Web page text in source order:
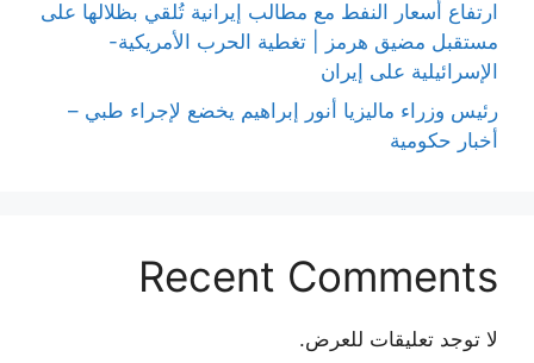
ارتفاع أسعار النفط مع مطالب إيرانية تُلقي بظلالها على
مستقبل مضيق هرمز | تغطية الحرب الأمريكية-
الإسرائيلية على إيران
رئيس وزراء ماليزيا أنور إبراهيم يخضع لإجراء طبي –
أخبار حكومية
Recent Comments
لا توجد تعليقات للعرض.